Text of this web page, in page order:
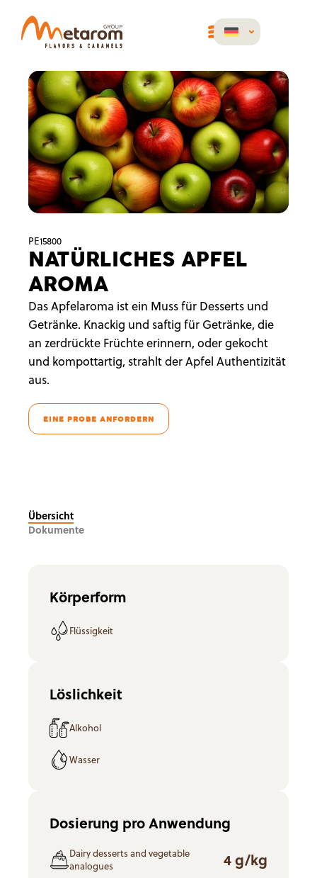
PE15800
NATÜRLICHES APFEL
AROMA
Das Apfelaroma ist ein Muss für Desserts und
Getränke. Knackig und saftig für Getränke, die
an zerdrückte Früchte erinnern, oder gekocht
und kompottartig, strahlt der Apfel Authentizität
aus.
EINE PROBE ANFORDERN
Übersicht
Dokumente
Körperform
Flüssigkeit
Löslichkeit
Alkohol
Wasser
Dosierung pro Anwendung
Dairy desserts and vegetable
analogues
4 g/kg